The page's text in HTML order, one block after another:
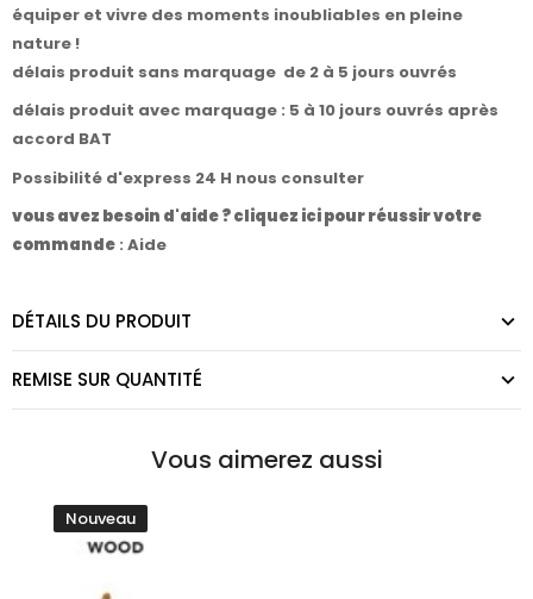
équiper et vivre des moments inoubliables en pleine
nature !
délais produit sans marquage de 2 à 5 jours ouvrés
délais produit avec marquage : 5 à 10 jours ouvrés après
accord BAT
Possibilité d'express 24 H nous consulter
vous avez besoin d'aide ? cliquez ici pour réussir votre
commande : Aide
DÉTAILS DU PRODUIT
REMISE SUR QUANTITÉ
Vous aimerez aussi
Nouveau